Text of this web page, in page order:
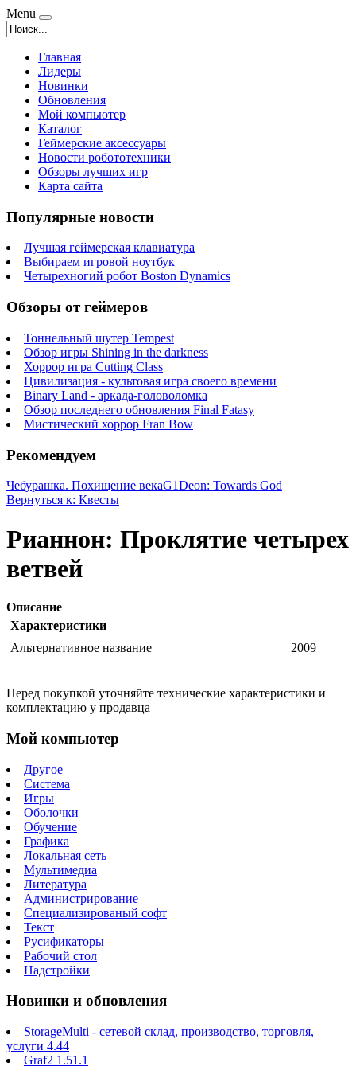
Menu
Главная
Лидеры
Новинки
Обновления
Мой компьютер
Каталог
Геймерские аксессуары
Новости робототехники
Обзоры лучших игр
Карта сайта
Популярные новости
Лучшая геймерская клавиатура
Выбираем игровой ноутбук
Четырехногий робот Boston Dynamics
Обзоры от геймеров
Тоннельный шутер Tempest
Обзор игры Shining in the darkness
Хоррор игра Cutting Class
Цивилизация - культовая игра своего времени
Binary Land - аркада-головоломка
Обзор последнего обновления Final Fatasy
Мистический хоррор Fran Bow
Рекомендуем
Чебурашка. Похищение векаG1Deon: Towards God
Вернуться к: Квесты
Рианнон: Проклятие четырех
ветвей
Описание
Характеристики
Альтернативное название
2009
Перед покупкой уточняйте технические характеристики и
комплектацию у продавца
Мой компьютер
Другое
Система
Игры
Оболочки
Обучение
Графика
Локальная сеть
Мультимедиа
Литература
Администрирование
Специализированый софт
Текст
Русификаторы
Рабочий стол
Надстройки
Новинки и обновления
StorageMulti - сетевой склад, производство, торговля,
услуги 4.44
Graf2 1.51.1